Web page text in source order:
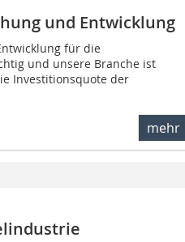
und Entwicklung
für die
und unsere Branche ist
Investitionsquote der
mehr